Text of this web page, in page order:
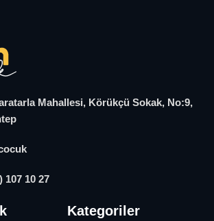
Mahallesi, Körükçü Sokak, No:9,
107 10 27
Kategoriler